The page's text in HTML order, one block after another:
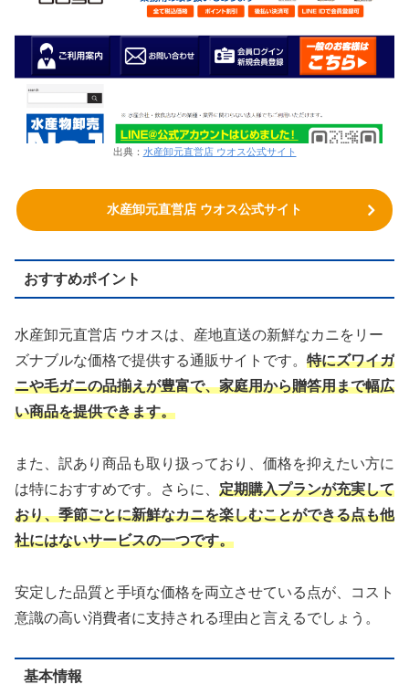
出典： 水産卸元直営店 ウオス公式サイト
水産卸元直営店 ウオス公式サイト
おすすめポイント
水産卸元直営店 ウオスは、産地直送の新鮮なカニをリー
ズナブルな価格で提供する通販サイトです。 特にズワイガ
ニや毛ガニの品揃えが豊富で、家庭用から贈答用まで幅広
い商品を提供できます。
また、訳あり商品も取り扱っており、価格を抑えたい方に
は特におすすめです。さらに、 定期購入プランが充実して
おり、季節ごとに新鮮なカニを楽しむことができる点も他
社にはないサービスの一つです。
安定した品質と手頃な価格を両立させている点が、コスト
意識の高い消費者に支持される理由と言えるでしょう。
基本情報